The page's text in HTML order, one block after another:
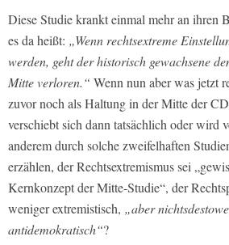
Diese Studie krankt einmal mehr an ihren
es da heißt: „Wenn rechtsextreme
werden, geht der historisch gewachsene
Mitte verloren.“ Wenn nun aber was jetzt
zuvor noch als Haltung in der Mitte der
verschiebt sich dann tatsächlich oder wird
anderem durch solche zweifelhaften
erzählen, der Rechtsextremismus sei
Kernkonzept der Mitte-Studie“, der
weniger extremistisch, „aber
antidemokratisch“?